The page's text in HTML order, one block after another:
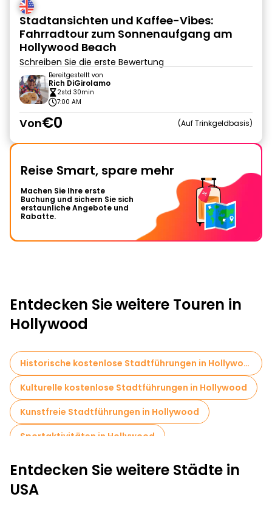
Stadtansichten und Kaffee-Vibes:
Fahrradtour zum Sonnenaufgang am
Hollywood Beach
Schreiben Sie die erste Bewertung
Bereitgestellt von
Rich DiGirolamo
2std 30min
7:00 AM
Von€0 Auf Trinkgeldbasis
Reise Smart, spare mehr
Machen Sie Ihre erste
Buchung und sichern Sie sich
erstaunliche Angebote und
Rabatte.
Entdecken Sie weitere Touren in
Hollywood
Historische kostenlose Stadtführungen in Hollywood
Kulturelle kostenlose Stadtführungen in Hollywood
Kunstfreie Stadtführungen in Hollywood
Sportaktivitäten in Hollywood
Fahrradtouren in Hollywood
Food-Touren in Hollywood
Entdecken Sie weitere Städte in
USA